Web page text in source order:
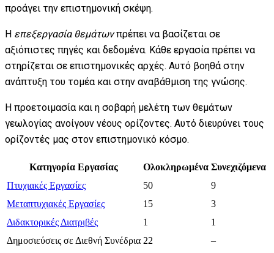
προάγει την επιστημονική σκέψη.
Η επεξεργασία θεμάτωνπρέπει να βασίζεται σε
αξιόπιστες πηγές και δεδομένα. Κάθε εργασία πρέπει να
στηρίζεται σε επιστημονικές αρχές. Αυτό βοηθά στην
ανάπτυξη του τομέα και στην αναβάθμιση της γνώσης.
Η προετοιμασία και η σοβαρή μελέτη των θεμάτων
γεωλογίας ανοίγουν νέους ορίζοντες. Αυτό διευρύνει τους
ορίζοντές μας στον επιστημονικό κόσμο.
Κατηγορία Εργασίας Ολοκληρωμένα Συνεχιζόμενα
Πτυχιακές Εργασίες
50
9
Μεταπτυχιακές Εργασίες
15
3
Διδακτορικές Διατριβές
1
1
Δημοσιεύσεις σε Διεθνή Συνέδρια 22
–